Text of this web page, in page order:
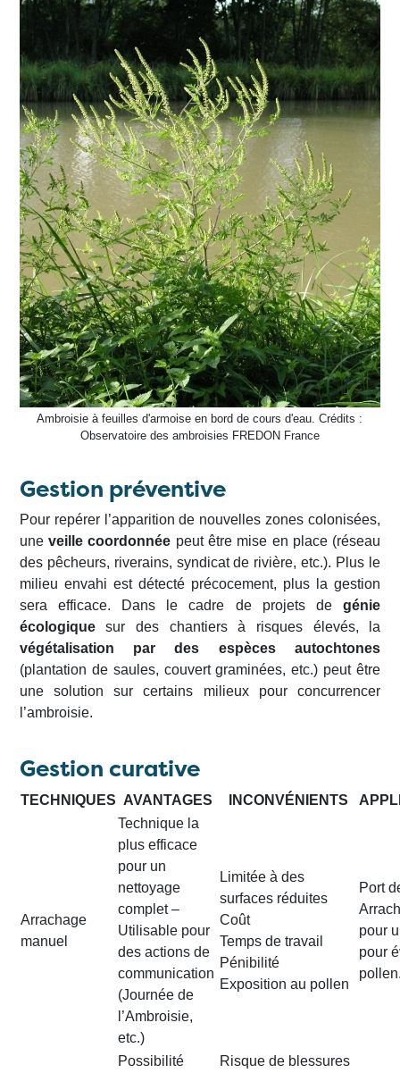
Ambroisie à feuilles d'armoise en bord de cours d'eau. Crédits :
Observatoire des ambroisies FREDON France
Gestion préventive
Pour repérer l’apparition de nouvelles zones colonisées,
uneveille coordonnée peut être mise en place (réseau
des pêcheurs, riverains, syndicat de rivière, etc.). Plus le
milieu envahi est détecté précocement, plus la gestion
sera efficace. Dans le cadre de projets degénie
écologiquesur des chantiers à risques élevés, la
végétalisation par des espèces autochtones
(plantation de saules, couvert graminées, etc.) peut être
une solution sur certains milieux pour concurrencer
l’ambroisie.
Gestion curative
TECHNIQUES AVANTAGES INCONVÉNIENTS
Arrachage
manuel
Technique la
plus efficace
pour un
nettoyage
complet –
Utilisable pour
des actions de
communication
(Journée de
l’Ambroisie,
etc.)
Limitée à des
surfaces réduites
Coût
Temps de travail
Pénibilité
Exposition au pollen
Port
pour
pour
Possibilité
Risque de blessures